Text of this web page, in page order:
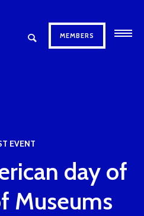
MEMBERS
EVENT
day of
Museums